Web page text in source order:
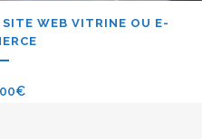
WEB VITRINE OU E-
€